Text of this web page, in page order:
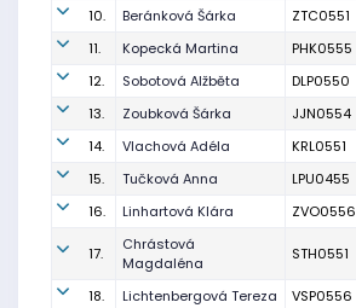
10.
Beránková Šárka ZTC0551
11.
Kopecká Martina PHK0555
12.
Sobotová Alžběta DLP0550
13.
Zoubková Šárka JJN0554
14.
Vlachová Adéla KRL0551
15.
Tučková Anna LPU0455
16.
Linhartová Klára ZVO0556
17.
Chrástová
Magdaléna
STH0551
18. Lichtenbergová Tereza VSP0556